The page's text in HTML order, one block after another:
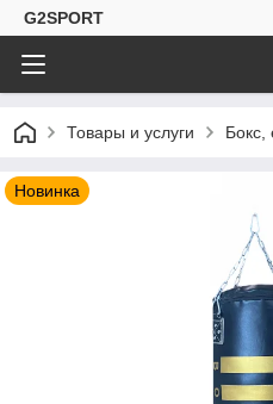
G2SPORT
Товары и услуги Бокс,
Новинка